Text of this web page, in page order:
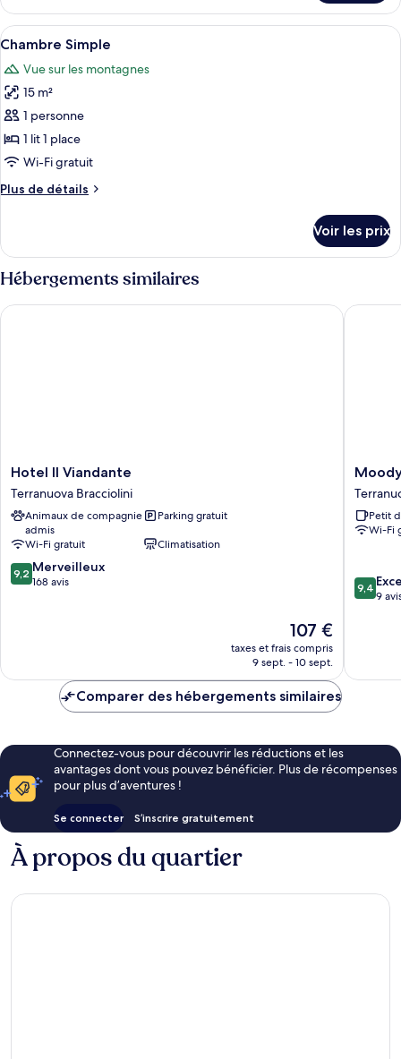
avec
lits
jumeaux
le
type
de
Chambre
Double
ou
avec
lits
jumeaux
Afficher
toutes
les
photos
pour
ce
type
chambre :
Chambre Simple | Minibar, coffres-
4
Chambre Simple
Vue sur les montagnes
15 m²
1 personne
1 lit 1 place
Wi-Fi gratuit
Plus de détails
Plus
le
type
de
chambre
Chambre
Voir les prix
Hébergements similaires
Hotel
Il
Viandante
Terranuova
Bracciolini
Hotel Il Viandante
Terranuova Bracciolini
Animaux de compagnie
admis
Parking gratuit
Wi-Fi gratuit
Climatisation
9.2
sur
9,2 Merveilleux
168 avis
Le
nouveau
prix
de
107 €
taxes et frais compris
9 sept. - 10 sept.
Hotel Il Viandante
Moody
smart
&
comfy
Hotel
Petit
Wi-Fi
9.4
sur
9,4
9
Moody
Comparer des hébergements similaires
Connectez-vous pour découvrir les réductions et les
avantages dont vous pouvez bénéficier. Plus de récompenses
pour plus d’aventures !
Se connecter S’inscrire gratuitement
À propos du quartier